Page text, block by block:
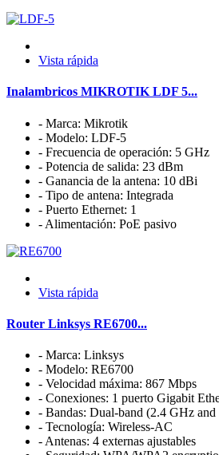
Vista rápida
Inalambricos MIKROTIK LDF 5...
- Marca: Mikrotik
- Modelo: LDF-5
- Frecuencia de operación: 5 GHz
- Potencia de salida: 23 dBm
- Ganancia de la antena: 10 dBi
- Tipo de antena: Integrada
- Puerto Ethernet: 1
- Alimentación: PoE pasivo
Vista rápida
Router Linksys RE6700...
- Marca: Linksys
- Modelo: RE6700
- Velocidad máxima: 867 Mbps
- Conexiones: 1 puerto Gigabit
- Bandas: Dual-band (2.4 GHz
- Tecnología: Wireless-AC
- Antenas: 4 externas ajustables